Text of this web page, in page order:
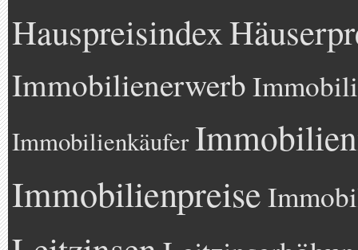
Hauspreisindex
Immobilienerwerb
Immobilienkäufer
Immobilienpreise